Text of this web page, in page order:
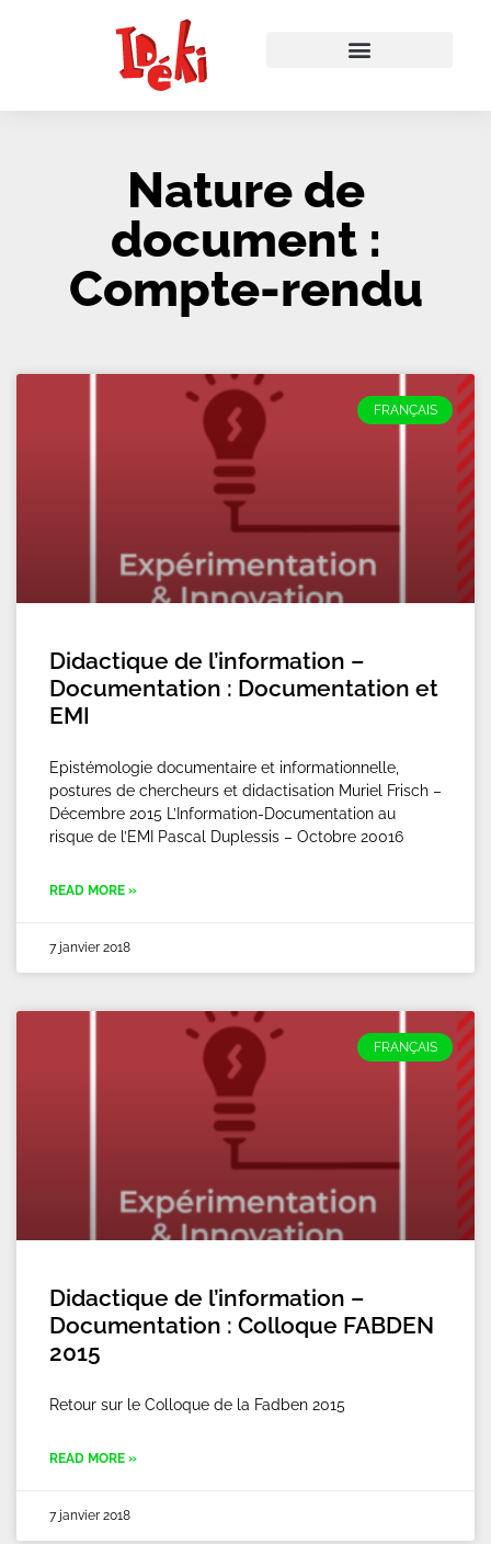
Nature de
document :
Compte-rendu
FRANÇAIS
Didactique de l’information –
Documentation : Documentation et
EMI
Epistémologie documentaire et informationnelle,
postures de chercheurs et didactisation Muriel Frisch –
Décembre 2015 L’Information-Documentation au
risque de l’EMI Pascal Duplessis – Octobre 20016
READ MORE »
7 janvier 2018
FRANÇAIS
Didactique de l’information –
Documentation : Colloque FABDEN
2015
Retour sur le Colloque de la Fadben 2015
READ MORE »
7 janvier 2018